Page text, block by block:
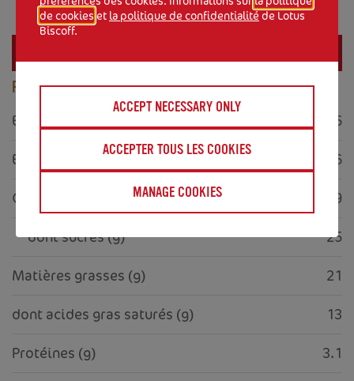
PAR 100 GR
Energie (kJ) 1486
Energie (kcal) 356
Glucides (g) 39
     dont sucres (g)
25
Matières grasses (g) 21
dont acides gras saturés (g) 13
Protéines (g) 3.1
de cookies et la politique de confidentialitéde Lotus
Biscoff.
ACCEPT NECESSARY ONLY
ACCEPTER TOUS LES COOKIES
MANAGE COOKIES